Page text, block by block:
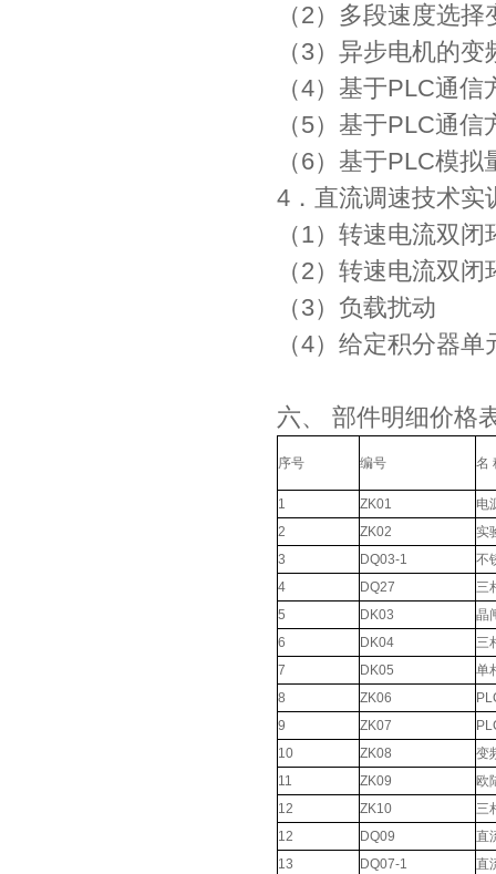
（2）多段速度选
（3）异步电机的
（4）基于PLC通
（5）基于PLC通
（6）基于PLC模
4．直流调速技术实
（1）转速电流双
（2）转速电流双
（3）负载扰动
（4）给定积分器单
六、 部件明细价格
序号 编号 名
1 ZK01
电
2
ZK02
实
3
DQ03-1
不
4
DQ27
三
5
DK03
晶
6
DK04
三
7
DK05
单
8
ZK06
9
ZK07
10
ZK08
变
11
ZK09
欧
12
ZK10
三
12
DQ09
直
13
DQ07-1
直